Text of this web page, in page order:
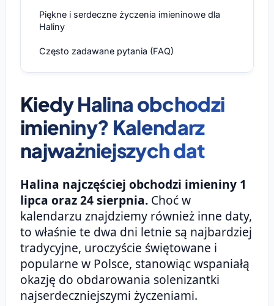
Piękne i serdeczne życzenia imieninowe dla
Haliny
Często zadawane pytania (FAQ)
Kiedy Halina obchodzi
imieniny? Kalendarz
najważniejszych dat
Halina najczęściej obchodzi imieniny 1
lipca oraz 24 sierpnia. Choć w
kalendarzu znajdziemy również inne daty,
to właśnie te dwa dni letnie są najbardziej
tradycyjne, uroczyście świętowane i
popularne w Polsce, stanowiąc wspaniałą
okazję do obdarowania solenizantki
najserdeczniejszymi życzeniami.